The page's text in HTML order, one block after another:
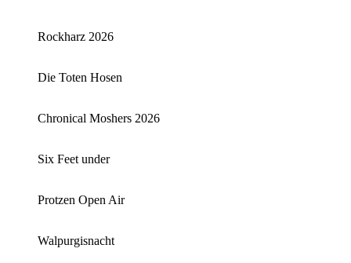
Rockharz 2026
Die Toten Hosen
Chronical Moshers 2026
Six Feet under
Protzen Open Air
Walpurgisnacht